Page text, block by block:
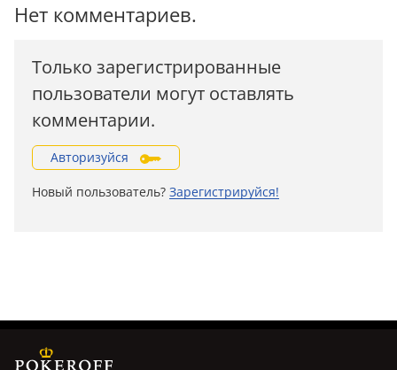
Нет комментариев.
Только зарегистрированные
пользователи могут оставлять
комментарии.
Авторизуйся
Новый пользователь? Зарегистрируйся!